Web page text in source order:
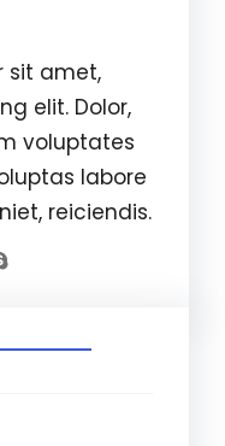
sit amet,
elit. Dolor,
voluptates
labore
reiciendis.